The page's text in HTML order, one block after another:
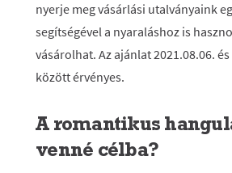
nyerje meg vásárlási utalványaink
segítségével a nyaraláshoz is
vásárolhat. Az ajánlat 2021.08.06. és
között érvényes.
A romantikus
venné célba?